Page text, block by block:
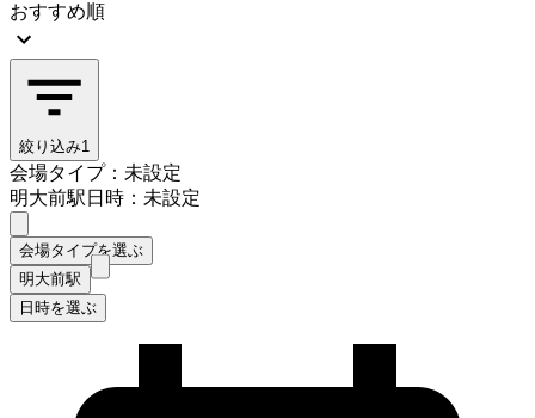
おすすめ順
絞り込み1
会場タイプ：未設定
明大前駅日時：未設定
会場タイプを選ぶ
明大前駅
日時を選ぶ